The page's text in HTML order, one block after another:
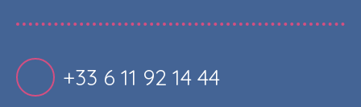
+33 6 11 92 14 44